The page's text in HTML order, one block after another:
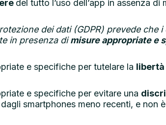
del tutto l’uso dell’app in assenza di
dei dati (GDPR) prevede
in presenza dimisure appropriate e
e specifiche per tutelare la
e specifiche per evitare una
smartphones meno recenti, e non